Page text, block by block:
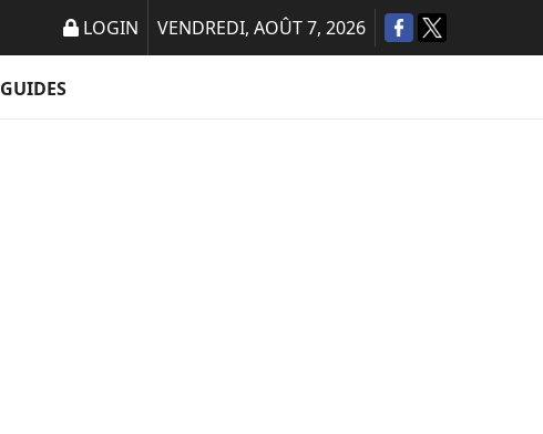
LOGIN VENDREDI, AOÛT 7, 2026
GUIDES